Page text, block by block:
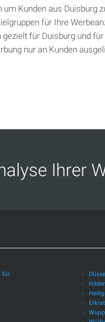
Kunden aus Duisburg
für Ihre
für Duisburg und
nur an Kunden
Ihrer
für: